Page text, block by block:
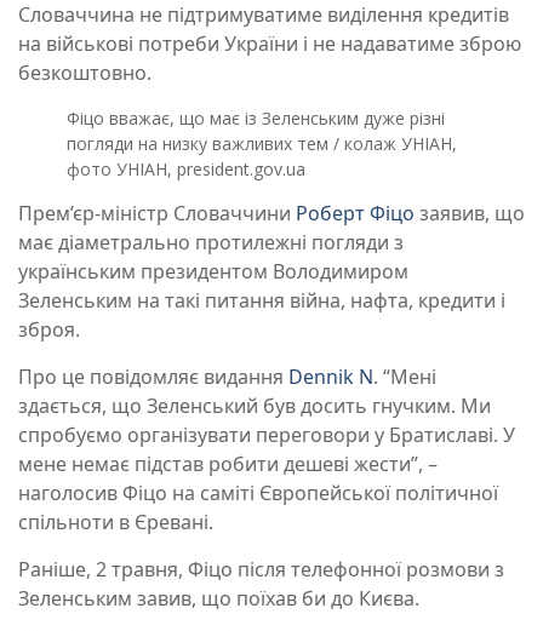
Словаччина не підтримуватиме виділення кредитів
на військові потреби України і не надаватиме зброю
безкоштовно.
Фіцо вважає, що має із Зеленським дуже різні
погляди на низку важливих тем / колаж УНІАН,
фото УНІАН, president.gov.ua
Прем’єр-міністр Словаччини Роберт Фіцо заявив, що
має діаметрально протилежні погляди з
українським президентом Володимиром
Зеленським на такі питання війна, нафта, кредити і
зброя.
Про це повідомляє видання Dennik N. “Мені
здається, що Зеленський був досить гнучким. Ми
спробуємо організувати переговори у Братиславі. У
мене немає підстав робити дешеві жести”, –
наголосив Фіцо на саміті Європейської політичної
спільноти в Єревані.
Раніше, 2 травня, Фіцо після телефонної розмови з
Зеленським завив, що поїхав би до Києва.